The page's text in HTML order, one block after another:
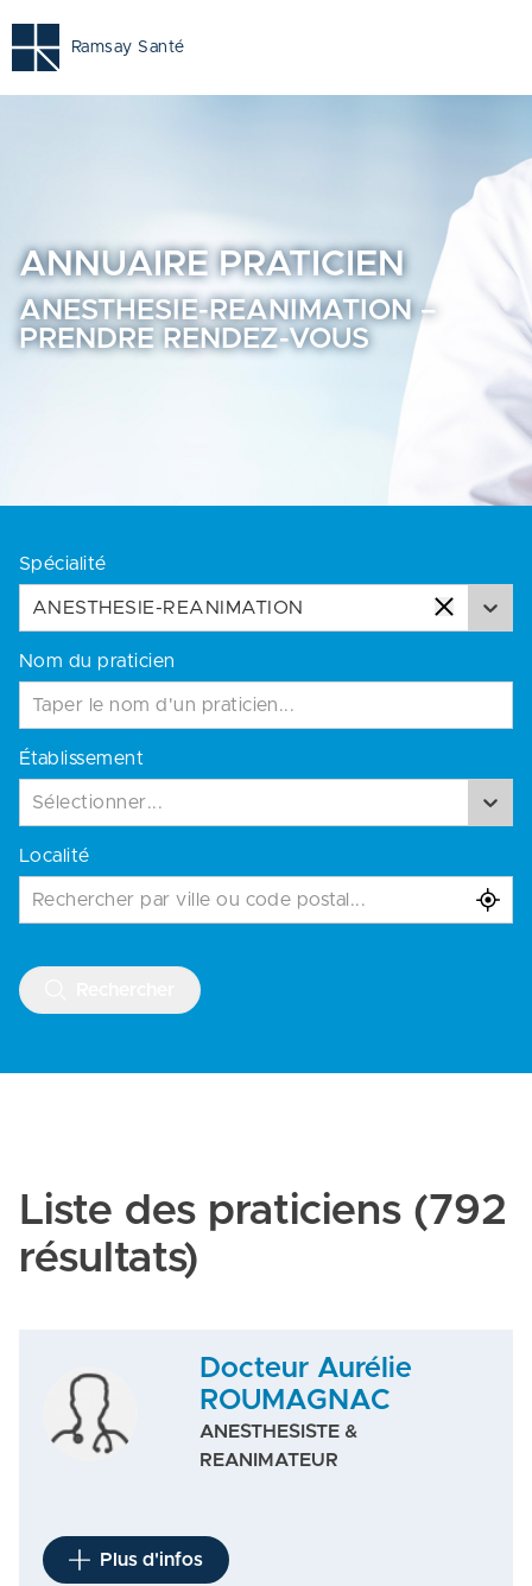
Ramsay Santé
ANNUAIRE PRATICIEN
ANESTHESIE-REANIMATION –
PRENDRE RENDEZ-VOUS
Spécialité
ANESTHESIE-REANIMATION
Nom du praticien
Établissement
Sélectionner...
Localité
Rechercher par ville ou code postal...
Liste des praticiens (792
résultats)
Docteur Aurélie
ROUMAGNAC
ANESTHESISTE &
REANIMATEUR
Plus d'infos